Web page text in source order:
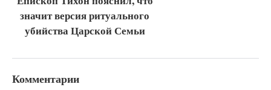
значит версия ритуального
убийства Царской Семьи
Комментарии